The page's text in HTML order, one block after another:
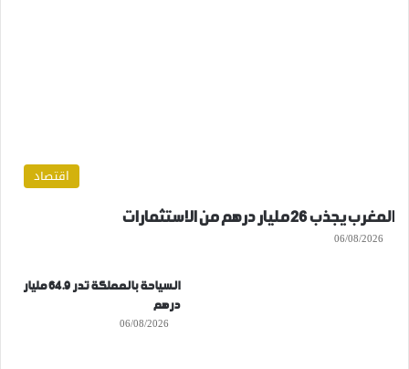
اقتصاد
المغرب يجذب 26 مليار درهم من الاستثمارات
06/08/2026
السياحة بالمملكة تدر 64.9 مليار
درهم
06/08/2026